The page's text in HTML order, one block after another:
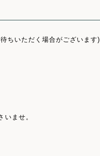
ちいただく場合がございます)
ませ。